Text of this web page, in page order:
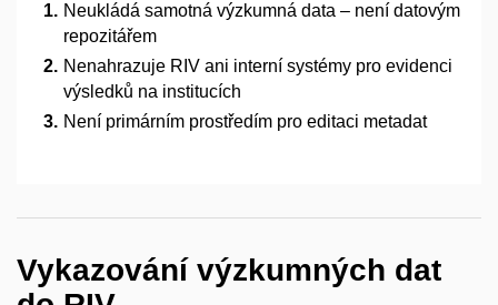
Neukládá samotná výzkumná data – není datovým
repozitářem
Nenahrazuje RIV ani interní systémy pro evidenci
výsledků na institucích
Není primárním prostředím pro editaci metadat
Vykazování výzkumných dat